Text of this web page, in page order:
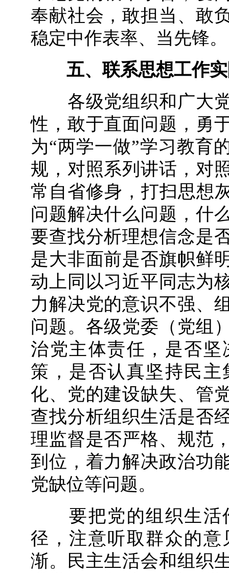
奉献社会，敢担当、敢
稳定中作表率、当先锋。
五、联系思想工作
各级党组织和广大党
性，敢于直面问题，勇
为“两学一做”学习教育
规，对照系列讲话，对
常自省修身，打扫思想
问题解决什么问题，什
要查找分析理想信念是
是大非面前是否旗帜鲜
动上同以习近平同志为
力解决党的意识不强、
问题。各级党委（党组
治党主体责任，是否
策，是否认真坚持民
化、党的建设缺失、管
查找分析组织生活是否
理监督是否严格、规范
到位，着力解决政治功
党缺位等问题。
要把党的组织生活
径，注意听取群众的
渐。民主生活会和组织